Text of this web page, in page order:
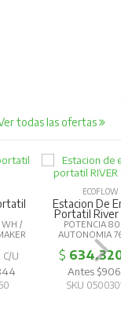
todas las ofertas
WH /
C/U
ECOFLOW
Estacion De
Portatil River
POTENCIA
AUTONOMIA
$
Antes
SKU